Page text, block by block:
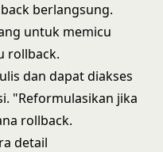
berlangsung.
untuk memicu
rollback.
dan dapat diakses
"Reformulasikan jika
rollback.
detail